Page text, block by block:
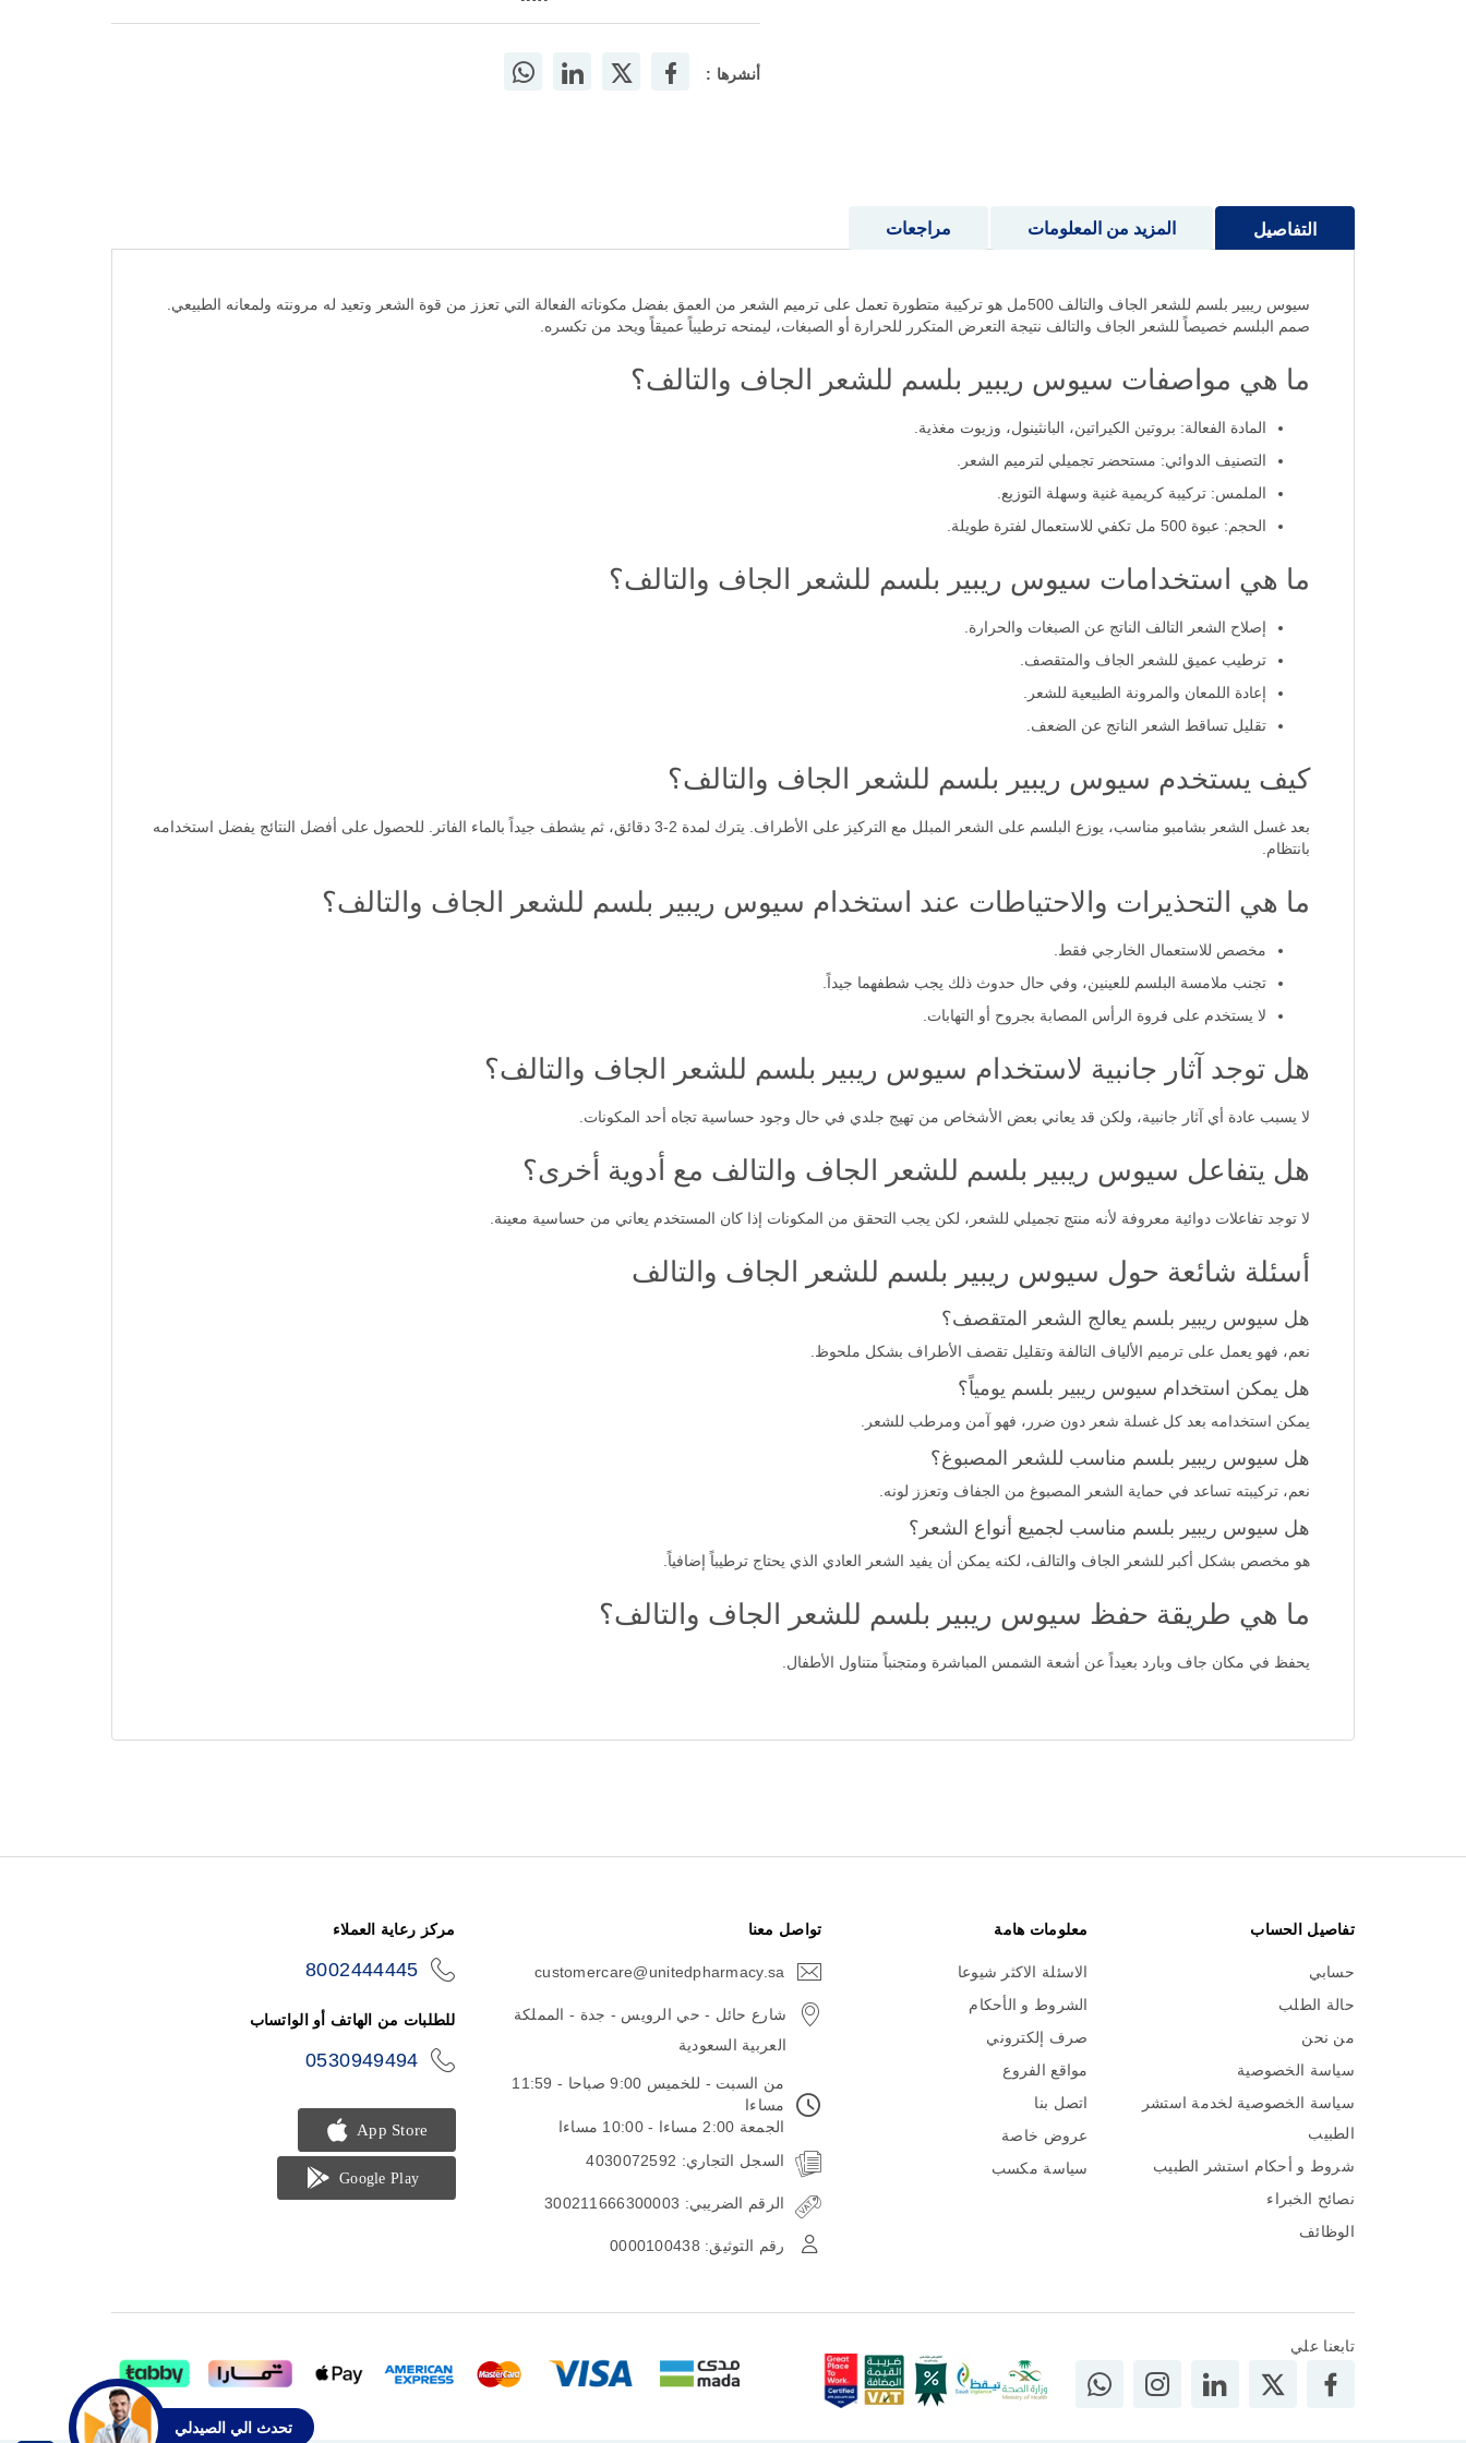
أنشرها :
التفاصيل
سيوس ريبير بلسم للشعر الجاف والتالف 500مل هو تركيبة متطورة تعمل على ترميم الشعر من العمق بفضل مكوناته الفعالة التي تعزز من قوة الشعر وتعيد له مرونته ولمعانه الطبيعي.
صمم البلسم خصيصاً للشعر الجاف والتالف نتيجة التعرض المتكرر للحرارة أو الصبغات، ليمنحه ترطيباً عميقاً ويحد من تكسره.
ما هي مواصفات سيوس ريبير بلسم للشعر الجاف والتالف؟
المادة الفعالة: بروتين الكيراتين، البانثينول، وزيوت مغذية.
التصنيف الدوائي: مستحضر تجميلي لترميم الشعر.
الملمس: تركيبة كريمية غنية وسهلة التوزيع.
الحجم: عبوة 500 مل تكفي للاستعمال لفترة طويلة.
ما هي استخدامات سيوس ريبير بلسم للشعر الجاف والتالف؟
إصلاح الشعر التالف الناتج عن الصبغات والحرارة.
ترطيب عميق للشعر الجاف والمتقصف.
إعادة اللمعان والمرونة الطبيعية للشعر.
تقليل تساقط الشعر الناتج عن الضعف.
كيف يستخدم سيوس ريبير بلسم للشعر الجاف والتالف؟
بعد غسل الشعر بشامبو مناسب، يوزع البلسم على الشعر المبلل مع التركيز على الأطراف. يترك لمدة 2-3 دقائق، ثم يشطف جيداً بالماء الفاتر. للحصول على أفضل النتائج يفضل استخدامه
بانتظام.
ما هي التحذيرات والاحتياطات عند استخدام سيوس ريبير بلسم للشعر الجاف والتالف؟
مخصص للاستعمال الخارجي فقط.
تجنب ملامسة البلسم للعينين، وفي حال حدوث ذلك يجب شطفهما جيداً.
لا يستخدم على فروة الرأس المصابة بجروح أو التهابات.
هل توجد آثار جانبية لاستخدام سيوس ريبير بلسم للشعر الجاف والتالف؟
لا يسبب عادة أي آثار جانبية، ولكن قد يعاني بعض الأشخاص من تهيج جلدي في حال وجود حساسية تجاه أحد المكونات.
هل يتفاعل سيوس ريبير بلسم للشعر الجاف والتالف مع أدوية أخرى؟
لا توجد تفاعلات دوائية معروفة لأنه منتج تجميلي للشعر، لكن يجب التحقق من المكونات إذا كان المستخدم يعاني من حساسية معينة.
أسئلة شائعة حول سيوس ريبير بلسم للشعر الجاف والتالف
هل سيوس ريبير بلسم يعالج الشعر المتقصف؟
نعم، فهو يعمل على ترميم الألياف التالفة وتقليل تقصف الأطراف بشكل ملحوظ.
هل يمكن استخدام سيوس ريبير بلسم يومياً؟
يمكن استخدامه بعد كل غسلة شعر دون ضرر، فهو آمن ومرطب للشعر.
هل سيوس ريبير بلسم مناسب للشعر المصبوغ؟
نعم، تركيبته تساعد في حماية الشعر المصبوغ من الجفاف وتعزز لونه.
هل سيوس ريبير بلسم مناسب لجميع أنواع الشعر؟
هو مخصص بشكل أكبر للشعر الجاف والتالف، لكنه يمكن أن يفيد الشعر العادي الذي يحتاج ترطيباً إضافياً.
ما هي طريقة حفظ سيوس ريبير بلسم للشعر الجاف والتالف؟
يحفظ في مكان جاف وبارد بعيداً عن أشعة الشمس المباشرة ومتجنباً متناول الأطفال.
المزيد من المعلومات مراجعات
تحدث الي الصيدلي
تفاصيل الحساب
حسابي
حالة الطلب
من نحن
سياسة الخصوصية
سياسة الخصوصية لخدمة استشر
الطبيب
شروط و أحكام استشر الطبيب
نصائح الخبراء
الوظائف
معلومات هامة
الاسئلة الاكثر شيوعا
الشروط و الأحكام
صرف إلكتروني
مواقع الفروع
اتصل بنا
عروض خاصة
سياسة مكسب
تواصل معنا
customercare@unitedpharmacy.sa
شارع حائل - حي الرويس - جدة - المملكة
العربية السعودية
من السبت - للخميس 9:00 صباحا - 11:59
مساءا
الجمعة 2:00 مساءا - 10:00 مساءا
السجل التجاري: 4030072592
الرقم الضريبي: 300211666300003
رقم التوثيق: 0000100438
مركز رعاية العملاء
8002444445
للطلبات من الهاتف أو الواتساب
0530949494
تابعنا علي